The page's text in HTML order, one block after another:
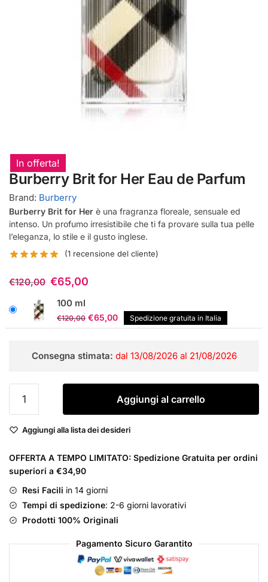
In offerta!
Burberry Brit for Her Eau de Parfum
Brand: Burberry
Burberry Brit for Her è una fragranza floreale, sensuale ed
intenso. Un profumo irresistibile che ti fa provare sulla tua pelle
l’eleganza, lo stile e il gusto inglese.
(1 recensione del cliente)
€120,00 €65,00
100 ml
€120,00 Il
prezzo
era:
€65,00Il
prezzo
è:
Spedizione gratuita in Italia
Consegna stimata: dal 13/08/2026 al 21/08/2026
Her
de
Parfum
quantità
Aggiungi al carrello
Aggiungi alla lista dei desideri
OFFERTA A TEMPO LIMITATO: Spedizione Gratuita per ordini
superiori a €34,90
Resi Facili in 14 giorni
Tempi di spedizione: 2-6 giorni lavorativi
Prodotti 100% Originali
Pagamento Sicuro Garantito